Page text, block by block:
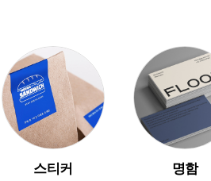
스티커 명함